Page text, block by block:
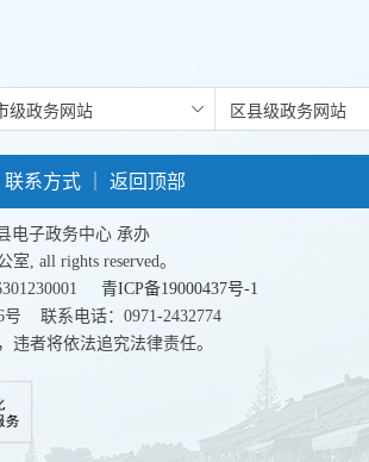
联系方式 返回顶部
电子政务中心 承办
, all rights reserved。
青ICP备19000437号-1
号 联系电话：0971-2432774
者将依法追究法律责任。